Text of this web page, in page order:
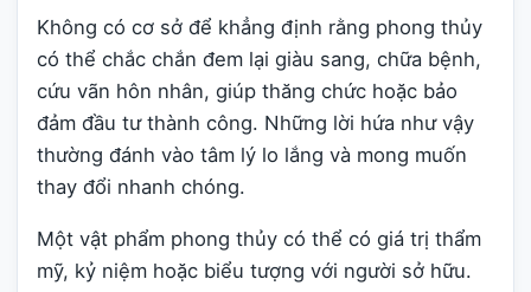
Không có cơ sở để khẳng định rằng phong thủy
có thể chắc chắn đem lại giàu sang, chữa bệnh,
cứu vãn hôn nhân, giúp thăng chức hoặc bảo
đảm đầu tư thành công. Những lời hứa như vậy
thường đánh vào tâm lý lo lắng và mong muốn
thay đổi nhanh chóng.
Một vật phẩm phong thủy có thể có giá trị thẩm
mỹ, kỷ niệm hoặc biểu tượng với người sở hữu.